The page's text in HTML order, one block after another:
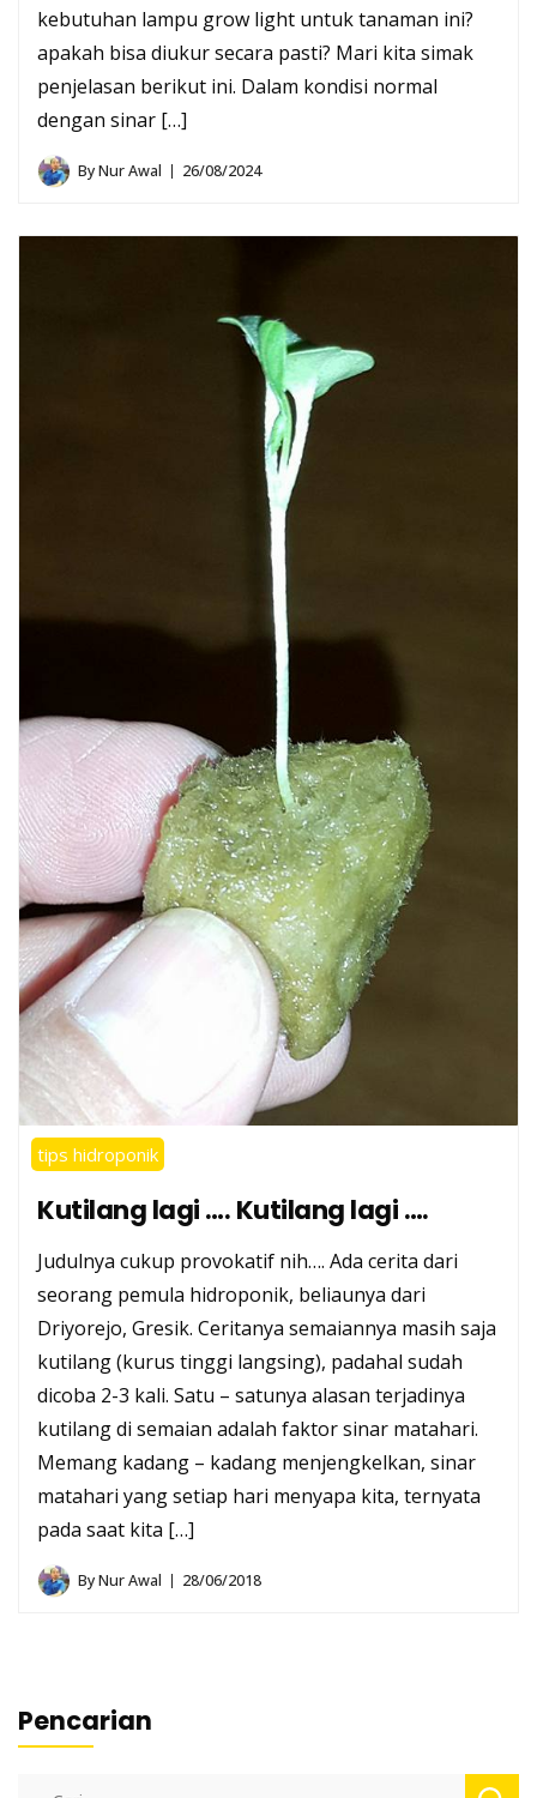
kebutuhan lampu grow light untuk tanaman ini?
apakah bisa diukur secara pasti? Mari kita simak
penjelasan berikut ini. Dalam kondisi normal
dengan sinar […]
ByNur Awal 26/08/2024
tips hidroponik
Kutilang lagi …. Kutilang lagi ….
Judulnya cukup provokatif nih…. Ada cerita dari
seorang pemula hidroponik, beliaunya dari
Driyorejo, Gresik. Ceritanya semaiannya masih saja
kutilang (kurus tinggi langsing), padahal sudah
dicoba 2-3 kali. Satu – satunya alasan terjadinya
kutilang di semaian adalah faktor sinar matahari.
Memang kadang – kadang menjengkelkan, sinar
matahari yang setiap hari menyapa kita, ternyata
pada saat kita […]
ByNur Awal 28/06/2018
Pencarian